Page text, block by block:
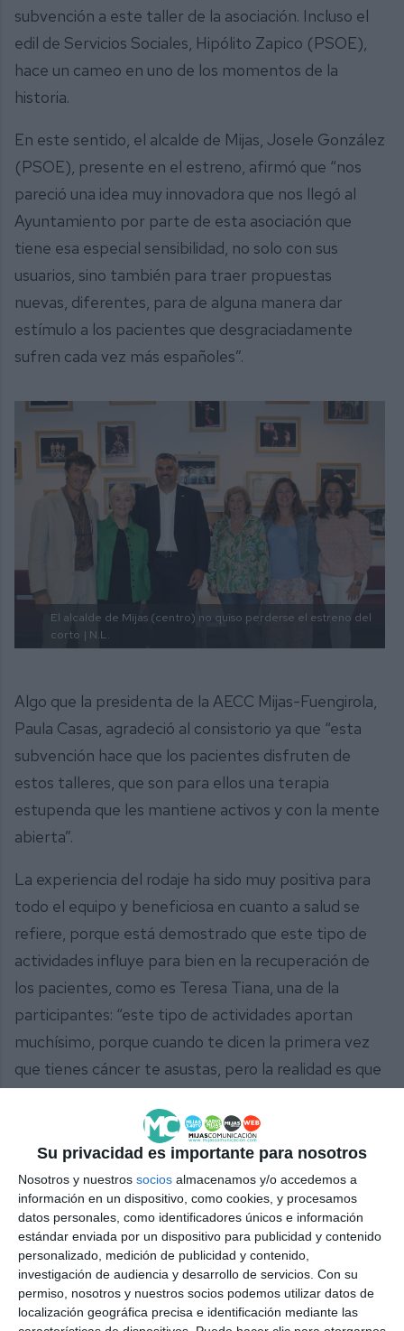
Su privacidad es importante para nosotros
Nosotros y nuestros socios almacenamos y/o accedemos a
información en un dispositivo, como cookies, y procesamos
datos personales, como identificadores únicos e información
estándar enviada por un dispositivo para publicidad y contenido
personalizado, medición de publicidad y contenido,
investigación de audiencia y desarrollo de servicios. Con su
permiso, nosotros y nuestros socios podemos utilizar datos de
localización geográfica precisa e identificación mediante las
subvención a este taller de la asociación. Incluso el
edil de Servicios Sociales, Hipólito Zapico (PSOE),
hace un cameo en uno de los momentos de la
historia.
En este sentido, el alcalde de Mijas, Josele González
(PSOE), presente en el estreno, afirmó que “nos
pareció una idea muy innovadora que nos llegó al
Ayuntamiento por parte de esta asociación que
tiene esa especial sensibilidad, no solo con sus
usuarios, sino también para traer propuestas
nuevas, diferentes, para de alguna manera dar
estímulo a los pacientes que desgraciadamente
sufren cada vez más españoles”.
El alcalde de Mijas (centro) no quiso perderse el estreno del
corto | N.L.
Algo que la presidenta de la AECC Mijas-Fuengirola,
Paula Casas, agradeció al consistorio ya que “esta
subvención hace que los pacientes disfruten de
estos talleres, que son para ellos una terapia
estupenda que les mantiene activos y con la mente
abierta”.
La experiencia del rodaje ha sido muy positiva para
todo el equipo y beneficiosa en cuanto a salud se
refiere, porque está demostrado que este tipo de
actividades influye para bien en la recuperación de
los pacientes, como es Teresa Tiana, una de la
participantes: “este tipo de actividades aportan
muchísimo, porque cuando te dicen la primera vez
que tienes cáncer te asustas, pero la realidad es que
mismo que tú, hay una sincronía y un compañerismo
muy mágico que nos ayuda a todos a seguir adelante
y afrontar la enfermedad con optimismo”.
El poder sanador del arte es conocido, un efecto
medicinal que en este caso se suma a un poderoso
espíritu de comunidad que da voz al silencio de las
palabra gracias a colectivos como la AECC que nos